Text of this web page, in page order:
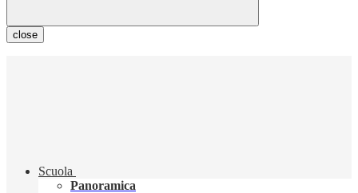
close
Scuola
Panoramica